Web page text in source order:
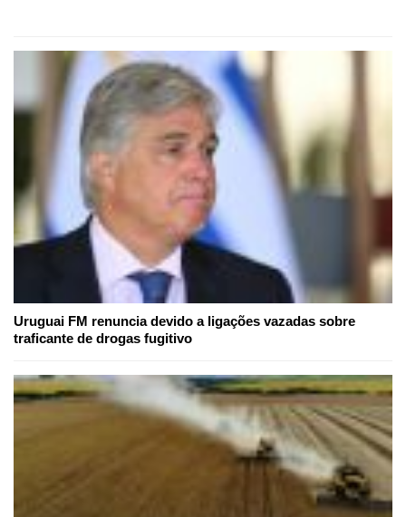
Uruguai FM renuncia devido a ligações vazadas sobre
traficante de drogas fugitivo